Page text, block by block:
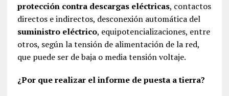
protección contra descargas eléctricas, contactos
directos e indirectos, desconexión automática del
suministro eléctrico, equipotencializaciones, entre
otros, según la tensión de alimentación de la red,
que puede ser de baja o media tensión voltaje.
¿Por que realizar el informe de puesta a tierra?